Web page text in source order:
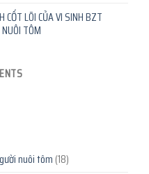
CỐT LÕI CỦA VI SINH BZT
TÔM
nuôi tôm(18)